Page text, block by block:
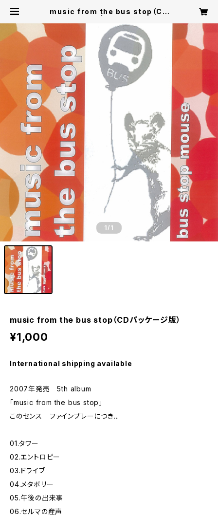
music from the bus stop（CD
1 /1
music from the bus stop（CDパッケージ版）
¥1,000
International shipping available
2007年発売 5th album
「music from the bus stop」
このセンス ファインプレーにつき...
01.タワー
02.エントロピー
03.ドライブ
04.メタボリー
05.午後の出来事
06.セルマの産声